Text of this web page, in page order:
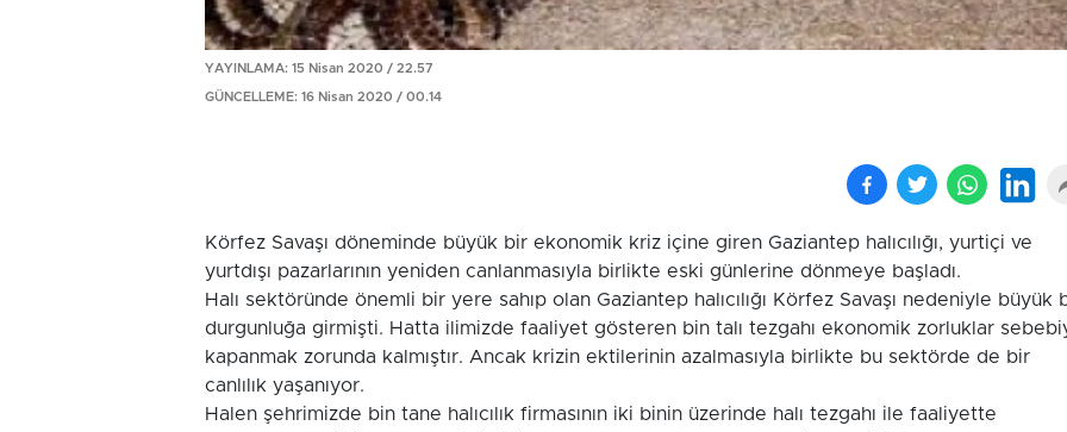
YAYINLAMA: 15 Nisan 2020 / 22.57
GÜNCELLEME: 16 Nisan 2020 / 00.14
Körfez Savaşı döneminde büyük bir ekonomik kriz içine giren Gaziantep halıcılığı, yurtiçi ve
yurtdışı pazarlarının yeniden canlanmasıyla birlikte eski günlerine dönmeye başladı.
Halı sektöründe önemli bir yere sahıp olan Gaziantep halıcılığı Körfez Savaşı nedeniyle büyük
durgunluğa girmişti. Hatta ilimizde faaliyet gösteren bin talı tezgahı ekonomik zorluklar
kapanmak zorunda kalmıştır. Ancak krizin ektilerinin azalmasıyla birlikte bu sektörde de bir
canlılık yaşanıyor.
Halen şehrimizde bin tane halıcılık firmasının iki binin üzerinde halı tezgahı ile faaliyette